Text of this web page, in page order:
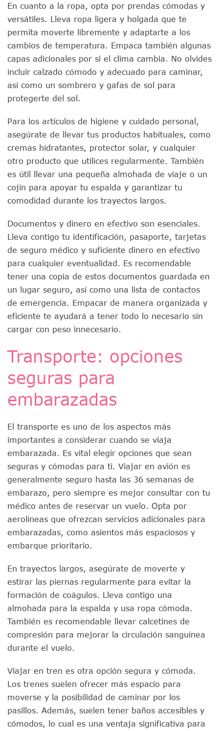
En cuanto a la ropa, opta por prendas cómodas y
versátiles. Lleva ropa ligera y holgada que te
permita moverte libremente y adaptarte a los
cambios de temperatura. Empaca también algunas
capas adicionales por si el clima cambia. No olvides
incluir calzado cómodo y adecuado para caminar,
así como un sombrero y gafas de sol para
protegerte del sol.
Para los artículos de higiene y cuidado personal,
asegúrate de llevar tus productos habituales, como
cremas hidratantes, protector solar, y cualquier
otro producto que utilices regularmente. También
es útil llevar una pequeña almohada de viaje o un
cojín para apoyar tu espalda y garantizar tu
comodidad durante los trayectos largos.
Documentos y dinero en efectivo son esenciales.
Lleva contigo tu identificación, pasaporte, tarjetas
de seguro médico y suficiente dinero en efectivo
para cualquier eventualidad. Es recomendable
tener una copia de estos documentos guardada en
un lugar seguro, así como una lista de contactos
de emergencia. Empacar de manera organizada y
eficiente te ayudará a tener todo lo necesario sin
cargar con peso innecesario.
Transporte: opciones
seguras para
embarazadas
El transporte es uno de los aspectos más
importantes a considerar cuando se viaja
embarazada. Es vital elegir opciones que sean
seguras y cómodas para ti. Viajar en avión es
generalmente seguro hasta las 36 semanas de
embarazo, pero siempre es mejor consultar con tu
médico antes de reservar un vuelo. Opta por
aerolíneas que ofrezcan servicios adicionales para
embarazadas, como asientos más espaciosos y
embarque prioritario.
En trayectos largos, asegúrate de moverte y
estirar las piernas regularmente para evitar la
formación de coágulos. Lleva contigo una
almohada para la espalda y usa ropa cómoda.
También es recomendable llevar calcetines de
compresión para mejorar la circulación sanguínea
durante el vuelo.
Viajar en tren es otra opción segura y cómoda.
Los trenes suelen ofrecer más espacio para
moverse y la posibilidad de caminar por los
pasillos. Además, suelen tener baños accesibles y
cómodos, lo cual es una ventaja significativa para